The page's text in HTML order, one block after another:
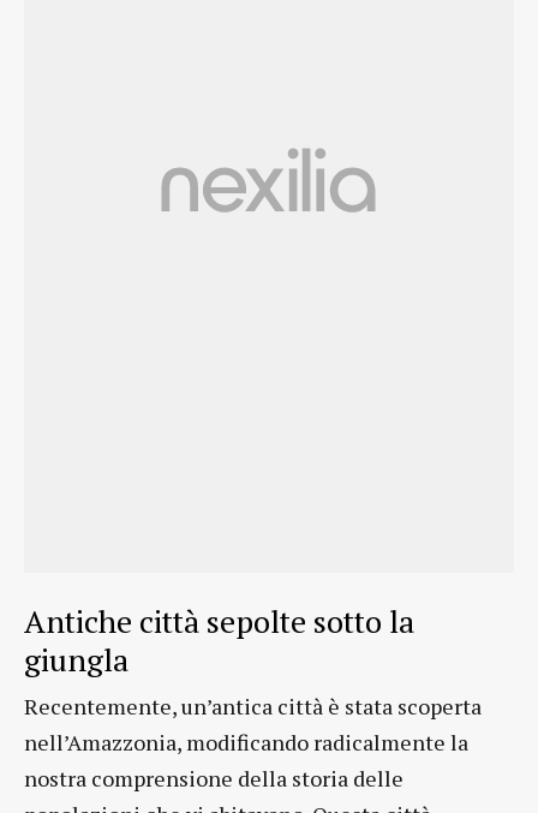
Antiche città sepolte sotto la
giungla
Recentemente, un’antica città è stata scoperta
nell’Amazzonia, modificando radicalmente la
nostra comprensione della storia delle